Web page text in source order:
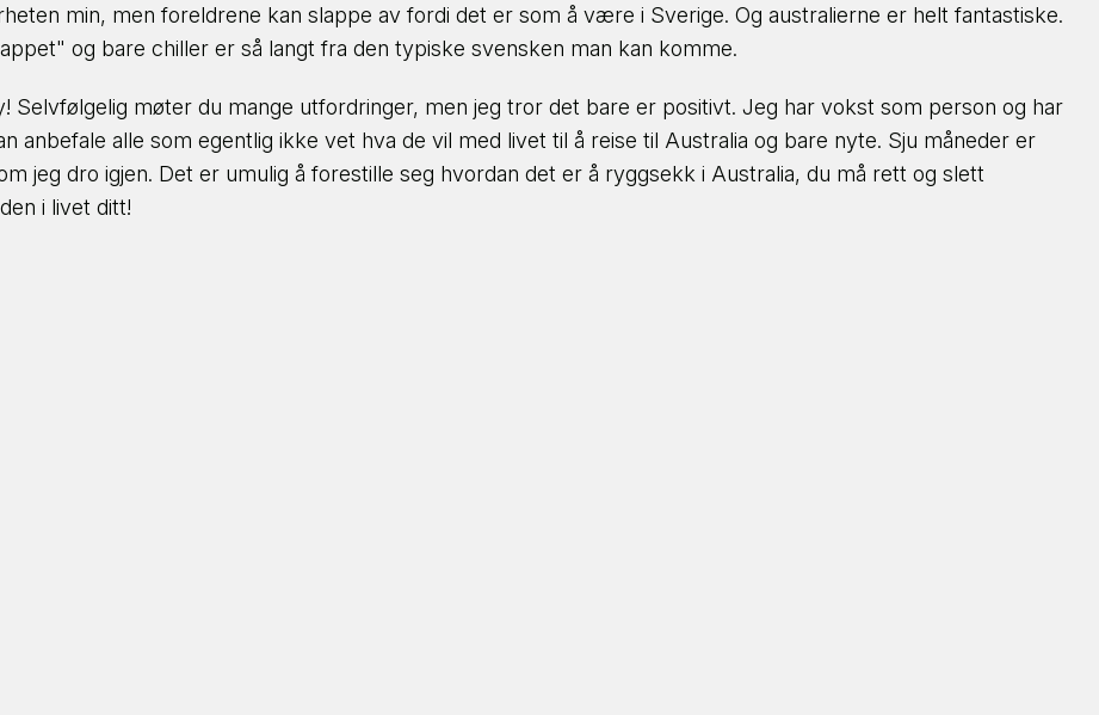
min, men foreldrene kan slappe av fordi det er som å være i Sverige. Og australierne er helt fantastiske.
og bare chiller er så langt fra den typiske svensken man kan komme.
Selvfølgelig møter du mange utfordringer, men jeg tror det bare er positivt. Jeg har vokst som person og har
anbefale alle som egentlig ikke vet hva de vil med livet til å reise til Australia og bare nyte. Sju måneder er
jeg dro igjen. Det er umulig å forestille seg hvordan det er å ryggsekk i Australia, du må rett og slett
i livet ditt!